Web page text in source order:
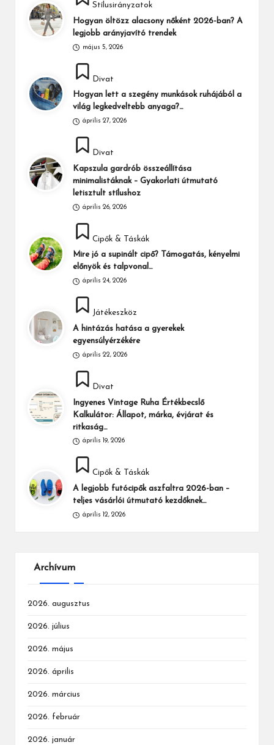
Stílusirányzatok
Hogyan öltözz alacsony nőként 2026-ban? A
legjobb arányjavító trendek
május 5, 2026
Posted
in
Divat
Hogyan lett a szegény munkások ruhájából a
világ legkedveltebb anyaga?…
április 27, 2026
Divat
Kapszula gardrób összeállítása
minimalistáknak – Gyakorlati útmutató
letisztult stílushoz
április 26, 2026
Posted
in
Cipők & Táskák
Mire jó a supinált cipő? Támogatás, kényelmi
előnyök és talpvonal…
április 24, 2026
Játékeszköz
A hintázás hatása a gyerekek
egyensúlyérzékére
április 22, 2026
Divat
Ingyenes Vintage Ruha Értékbecslő
Kalkulátor: Állapot, márka, évjárat és
ritkaság…
április 19, 2026
Cipők & Táskák
A legjobb futócipők aszfaltra 2026-ban –
teljes vásárlói útmutató kezdőknek…
április 12, 2026
Archívum
2026. augusztus
2026. július
2026. május
2026. április
2026. március
2026. február
2026. január